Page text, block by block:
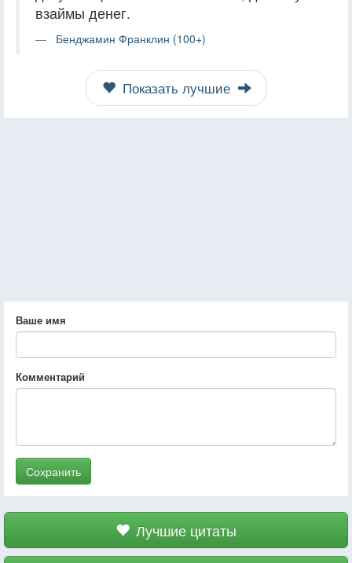
взаймы денег.
Бенджамин Франклин (100+)
Показать лучшие
Ваше имя
Комментарий
Сохранить
Лучшие цитаты